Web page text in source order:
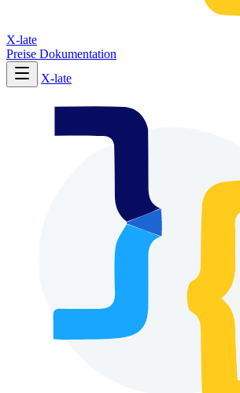
X-late
Preise Dokumentation
X-late